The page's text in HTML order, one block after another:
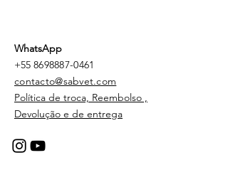
WhatsApp
+55 8698887-0461
contacto@sabvet.com
Política de troca, Reembolso ,
Devolução e de entrega